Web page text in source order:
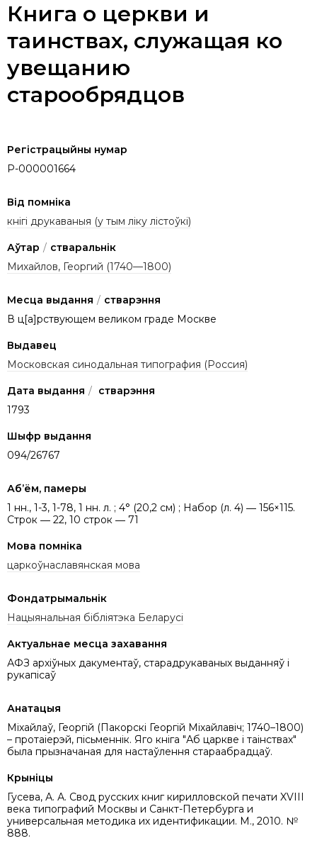
Книга о церкви и
таинствах, служащая ко
увещанию
старообрядцов
Регістрацыйны нумар
P-000001664
Від помніка
кнігі друкаваныя (у тым ліку лістоўкі)
Аўтар / стваральнік
Михайлов, Георгий (1740—1800)
Месца выдання / стварэння
В ц[а]рствующем великом граде Москве
Выдавец
Московская синодальная типография (Россия)
Дата выдання / стварэння
1793
Шыфр выдання
094/26767
Аб’ём, памеры
1 нн., 1-3, 1-78, 1 нн. л. ; 4° (20,2 см) ; Набор (л. 4) ― 156×115.
Строк ― 22, 10 строк ― 71
Мова помніка
царкоўнаславянская мова
Фондатрымальнік
Нацыянальная бібліятэка Беларусі
Актуальнае месца захавання
АФЗ архіўных дакументаў, старадрукаваных выданняў і
рукапісаў
Анатацыя
Міхайлаў, Георгій (Пакорскі Георгій Міхайлавіч; 1740–1800)
– протаіерэй, пісьменнік. Яго кніга "Аб царкве і таінствах"
была прызначаная для настаўлення стараабрадцаў.
Крыніцы
Гусева, А. А. Свод русских книг кирилловской печати XVIII
века типографий Москвы и Санкт-Петербурга и
универсальная методика их идентификации. М., 2010. №
888.